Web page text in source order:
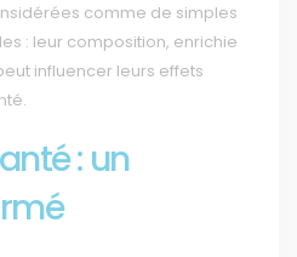
comme de simples
: leur composition, enrichie
influencer leurs effets
: un